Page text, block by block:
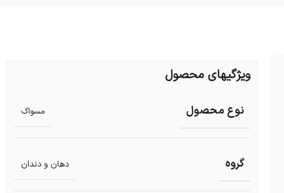
ویژگیهای محصول
نوع محصول مسواک
گروه دهان و دندان